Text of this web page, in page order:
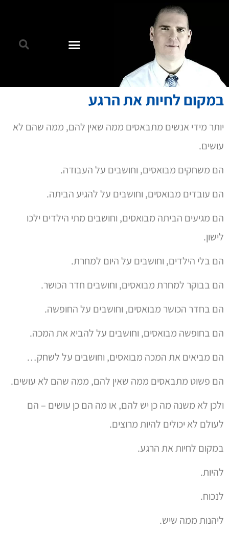
במקום לחיות את הרגע
יותר מידי אנשים מתבאסים ממה שאין להם, ממה שהם לא
עושים.
הם משחקים מבואסים, וחושבים על העבודה.
הם עובדים מבואסים, וחושבים על להגיע הביתה.
הם מגיעים הביתה מבואסים, וחושבים מתי הילדים ילכו
לישון.
הם בלי הילדים, וחושבים על היום למחרת.
הם בבוקר למחרת מבואסים, וחושבים חדר הכושר.
הם בחדר הכושר מבואסים, וחושבים על החופשה.
הם בחופשה מבואסים, וחושבים על להביא את המכה.
הם מביאים את המכה מבואסים, וחושבים על לשחק…
הם פשוט מתבאסים ממה שאין להם, ממה שהם לא עושים.
ולכן לא משנה מה כן יש להם, או מה הם כן עושים – הם
לעולם לא יכולים להיות מרוצים.
במקום לחיות את הרגע.
להיות.
לנכוח.
ליהנות ממה שיש.